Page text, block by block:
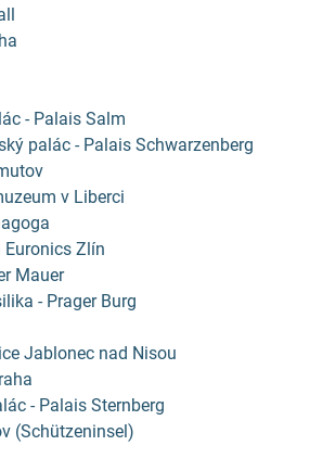
- Palais Salm
palác - Palais Schwarzenberg
v Liberci
Zlín
Mauer
- Prager Burg
Jablonec nad Nisou
- Palais Sternberg
(Schützeninsel)